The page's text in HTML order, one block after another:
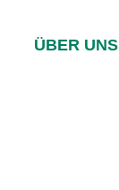
ÜBER UNS